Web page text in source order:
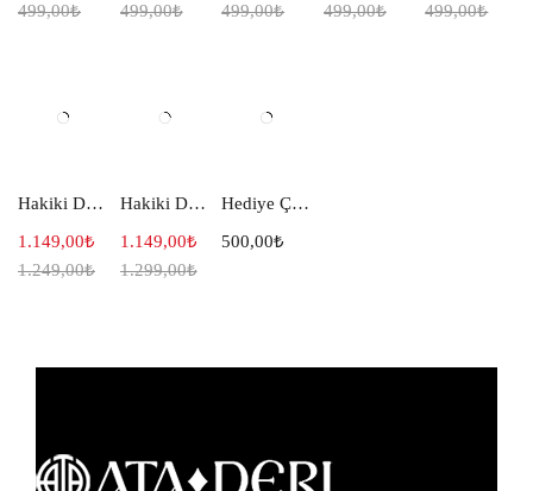
499,00₺ 499,00₺ 499,00₺ 499,00₺ 499,00₺
Hakiki Deri Klasik Erkek Cüzdanı Siyah 101
1.249,00₺
1.149,00₺
Hakiki Deri Dikey Cüzdan Siyah 103
1.299,00₺
1.149,00₺
Hediye Çeki 500
500,00₺